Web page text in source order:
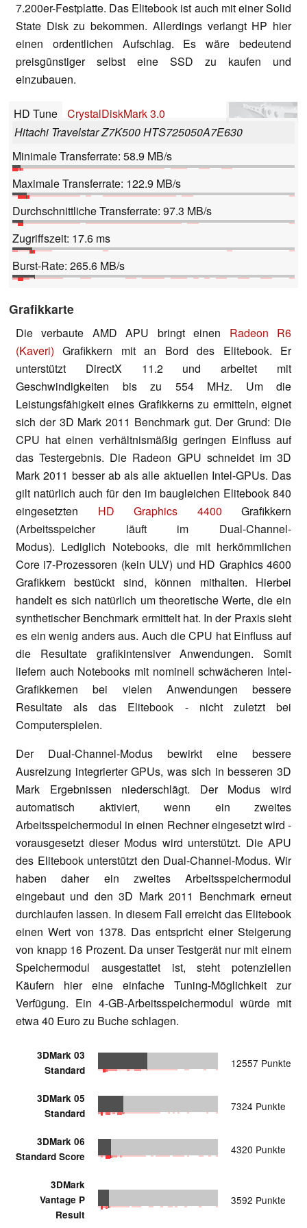
7.200er-Festplatte. Das Elitebook ist auch mit einer Solid
State Disk zu bekommen. Allerdings verlangt HP hier
einen ordentlichen Aufschlag. Es wäre bedeutend
preisgünstiger selbst eine SSD zu kaufen und
einzubauen.
HD Tune
CrystalDiskMark 3.0
Hitachi Travelstar Z7K500 HTS725050A7E630
Minimale Transferrate: 58.9 MB/s
Maximale Transferrate: 122.9 MB/s
Durchschnittliche Transferrate: 97.3 MB/s
Zugriffszeit: 17.6 ms
Burst-Rate: 265.6 MB/s
Grafikkarte
Die verbaute AMD APU bringt einen Radeon R6
(Kaveri) Grafikkern mit an Bord des Elitebook. Er
unterstützt DirectX 11.2 und arbeitet mit
Geschwindigkeiten bis zu 554 MHz. Um die
Leistungsfähigkeit eines Grafikkerns zu ermitteln, eignet
sich der 3D Mark 2011 Benchmark gut. Der Grund: Die
CPU hat einen verhältnismäßig geringen Einfluss auf
das Testergebnis. Die Radeon GPU schneidet im 3D
Mark 2011 besser ab als alle aktuellen Intel-GPUs. Das
gilt natürlich auch für den im baugleichen Elitebook 840
eingesetzten HD Graphics 4400 Grafikkern
(Arbeitsspeicher läuft im Dual-Channel-
Modus). Lediglich Notebooks, die mit herkömmlichen
Core i7-Prozessoren (kein ULV) und HD Graphics 4600
Grafikkern bestückt sind, können mithalten. Hierbei
handelt es sich natürlich um theoretische Werte, die ein
synthetischer Benchmark ermittelt hat. In der Praxis sieht
es ein wenig anders aus. Auch die CPU hat Einfluss auf
die Resultate grafikintensiver Anwendungen. Somit
liefern auch Notebooks mit nominell schwächeren Intel-
Grafikkernen bei vielen Anwendungen bessere
Resultate als das Elitebook - nicht zuletzt bei
Computerspielen.
Der Dual-Channel-Modus bewirkt eine bessere
Ausreizung integrierter GPUs, was sich in besseren 3D
Mark Ergebnissen niederschlägt. Der Modus wird
automatisch aktiviert, wenn ein zweites
Arbeitsspeichermodul in einen Rechner eingesetzt wird -
vorausgesetzt dieser Modus wird unterstützt. Die APU
des Elitebook unterstützt den Dual-Channel-Modus. Wir
haben daher ein zweites Arbeitsspeichermodul
eingebaut und den 3D Mark 2011 Benchmark erneut
durchlaufen lassen. In diesem Fall erreicht das Elitebook
einen Wert von 1378. Das entspricht einer Steigerung
von knapp 16 Prozent. Da unser Testgerät nur mit einem
Speichermodul ausgestattet ist, steht potenziellen
Käufern hier eine einfache Tuning-Möglichkeit zur
Verfügung. Ein 4-GB-Arbeitsspeichermodul würde mit
etwa 40 Euro zu Buche schlagen.
3DMark 03
Standard
12557 Punkte
3DMark 05
Standard
7324 Punkte
3DMark 06
Standard Score
4320 Punkte
3DMark
Vantage P
Result
3592 Punkte